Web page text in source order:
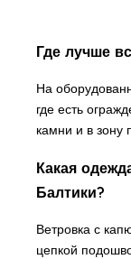
Где лучше
На
где есть
камни и в зону
Какая
Балтики?
Ветровка с
цепкой